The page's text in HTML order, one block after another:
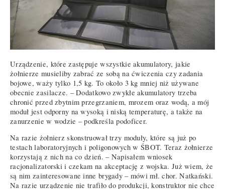
Urządzenie, które zastępuje wszystkie akumulatory, jakie
żołnierze musieliby zabrać ze sobą na ćwiczenia czy zadania
bojowe, waży tylko 1,5 kg. To około 3 kg mniej niż używane
obecnie zasilacze. – Dodatkowo zwykłe akumulatory trzeba
chronić przed zbytnim przegrzaniem, mrozem oraz wodą, a mój
moduł jest odporny na wysoką i niską temperaturę, a także na
zanurzenie w wodzie – podkreśla podoficer.
Na razie żołnierz skonstruował trzy moduły, które są już po
testach laboratoryjnych i poligonowych w ŚBOT. Teraz żołnierze
korzystają z nich na co dzień. – Napisałem wniosek
racjonalizatorski i czekam na akceptację z wojska. Już wiem, że
są nim zainteresowane inne brygady – mówi mł. chor. Natkański.
Na razie urządzenie nie trafiło do produkcji, konstruktor nie chce